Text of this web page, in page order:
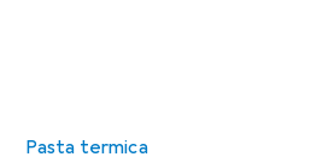
Pasta termica